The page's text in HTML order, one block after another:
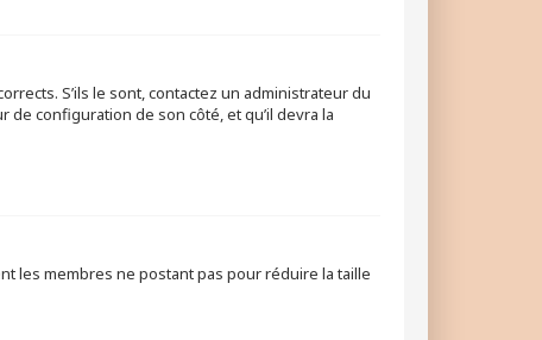
S’ils le sont, contactez un administrateur du
configuration de son côté, et qu’il devra la
les membres ne postant pas pour réduire la taille